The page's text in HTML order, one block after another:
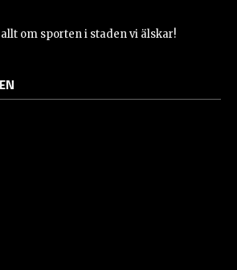
om sporten i staden vi älskar!